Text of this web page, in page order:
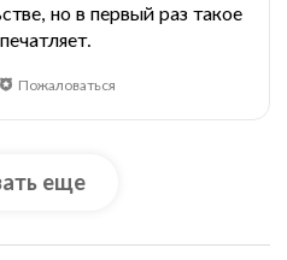
но в первый раз такое
Пожаловаться
еще